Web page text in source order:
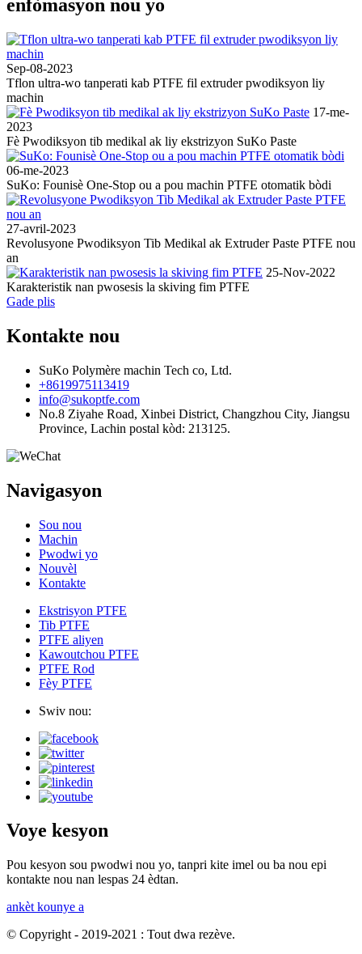
enfòmasyon nou yo
Sep-08-2023
Tflon ultra-wo tanperati kab PTFE fil extruder pwodiksyon liy
machin
17-me-
2023
Fè Pwodiksyon tib medikal ak liy ekstrizyon SuKo Paste
06-me-2023
SuKo: Founisè One-Stop ou a pou machin PTFE otomatik bòdi
27-avril-2023
Revolusyone Pwodiksyon Tib Medikal ak Extruder Paste PTFE nou
an
25-Nov-2022
Karakteristik nan pwosesis la skiving fim PTFE
Gade plis
Kontakte nou
SuKo Polymère machin Tech co, Ltd.
+8619975113419
info@sukoptfe.com
No.8 Ziyahe Road, Xinbei District, Changzhou City, Jiangsu
Province, Lachin postal kòd: 213125.
Navigasyon
Sou nou
Machin
Pwodwi yo
Nouvèl
Kontakte
Ekstrisyon PTFE
Tib PTFE
PTFE aliyen
Kawoutchou PTFE
PTFE Rod
Fèy PTFE
Swiv nou:
Voye kesyon
Pou kesyon sou pwodwi nou yo, tanpri kite imel ou ba nou epi
kontakte nou nan lespas 24 èdtan.
ankèt kounye a
© Copyright - 2019-2021 : Tout dwa rezève.